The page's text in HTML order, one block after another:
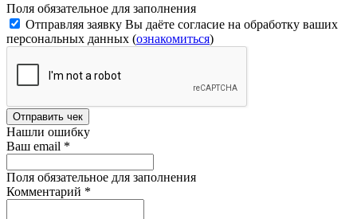
Поля обязательное для заполнения
Отправляя заявку Вы даёте согласие на обработку ваших
персональных данных (ознакомиться)
Отправить чек
Нашли ошибку
Ваш email *
Поля обязательное для заполнения
Комментарий *